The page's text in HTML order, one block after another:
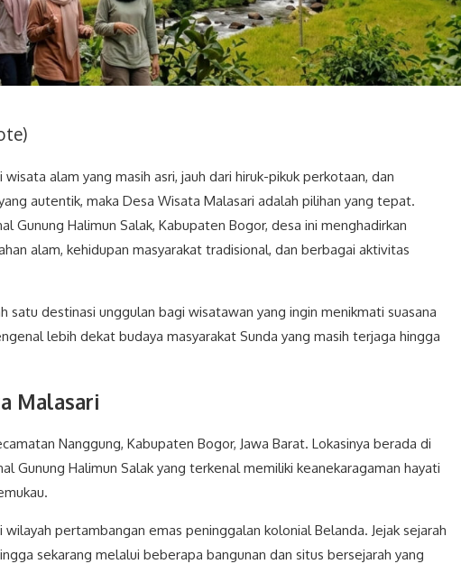
alam yang masih asri, jauh dari hiruk-pikuk perkotaan, dan
autentik, maka Desa Wisata Malasari adalah pilihan yang tepat.
Gunung Halimun Salak, Kabupaten Bogor, desa ini menghadirkan
alam, kehidupan masyarakat tradisional, dan berbagai aktivitas
satu destinasi unggulan bagi wisatawan yang ingin menikmati suasana
lebih dekat budaya masyarakat Sunda yang masih terjaga hingga
Malasari
Nanggung, Kabupaten Bogor, Jawa Barat. Lokasinya berada di
Gunung Halimun Salak yang terkenal memiliki keanekaragaman hayati
pertambangan emas peninggalan kolonial Belanda. Jejak sejarah
sekarang melalui beberapa bangunan dan situs bersejarah yang